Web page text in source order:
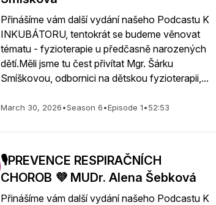
Přinášíme vám další vydání našeho Podcastu K
INKUBÁTORU, tentokrát se budeme věnovat
tématu - fyzioterapie u předčasně narozených
dětí.Měli jsme tu čest přivítat Mgr. Šárku
Smíškovou, odbornici na dětskou fyzioterapii,...
March 30, 2026•Season 6•Episode 1•52:53
🎙️PREVENCE RESPIRAČNÍCH
CHOROB 💜 MUDr. Alena Šebková
Přinášíme vám další vydání našeho Podcastu K